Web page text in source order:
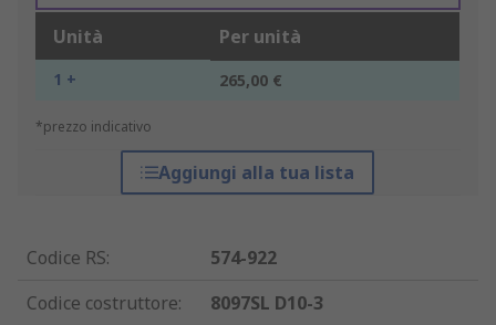
Unità Per unità
1 + 265,00 €
*prezzo indicativo
Aggiungi alla tua lista
Codice RS:
574-922
Codice costruttore:
8097SL D10-3